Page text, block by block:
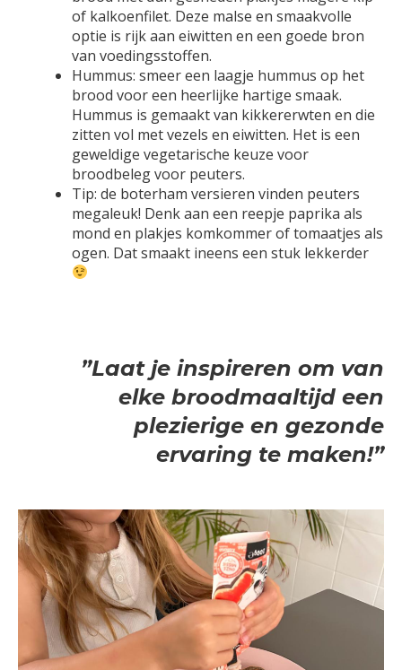
of kalkoenfilet. Deze malse en smaakvolle
optie is rijk aan eiwitten en een goede bron
van voedingsstoffen.
Hummus: smeer een laagje hummus op het
brood voor een heerlijke hartige smaak.
Hummus is gemaakt van kikkererwten en die
zitten vol met vezels en eiwitten. Het is een
geweldige vegetarische keuze voor
broodbeleg voor peuters.
Tip: de boterham versieren vinden peuters
megaleuk! Denk aan een reepje paprika als
mond en plakjes komkommer of tomaatjes als
ogen. Dat smaakt ineens een stuk lekkerder
”Laat je inspireren om van
elke broodmaaltijd een
plezierige en gezonde
ervaring te maken!”